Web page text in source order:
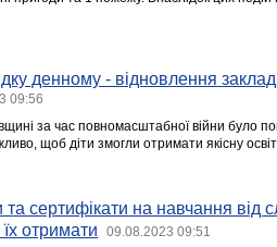
денному - відновлення
09:56
за час повномасштабної війни було
щоб діти змогли отримати якісну
та сертифікати на навчання від
отримати
09.08.2023 09:51